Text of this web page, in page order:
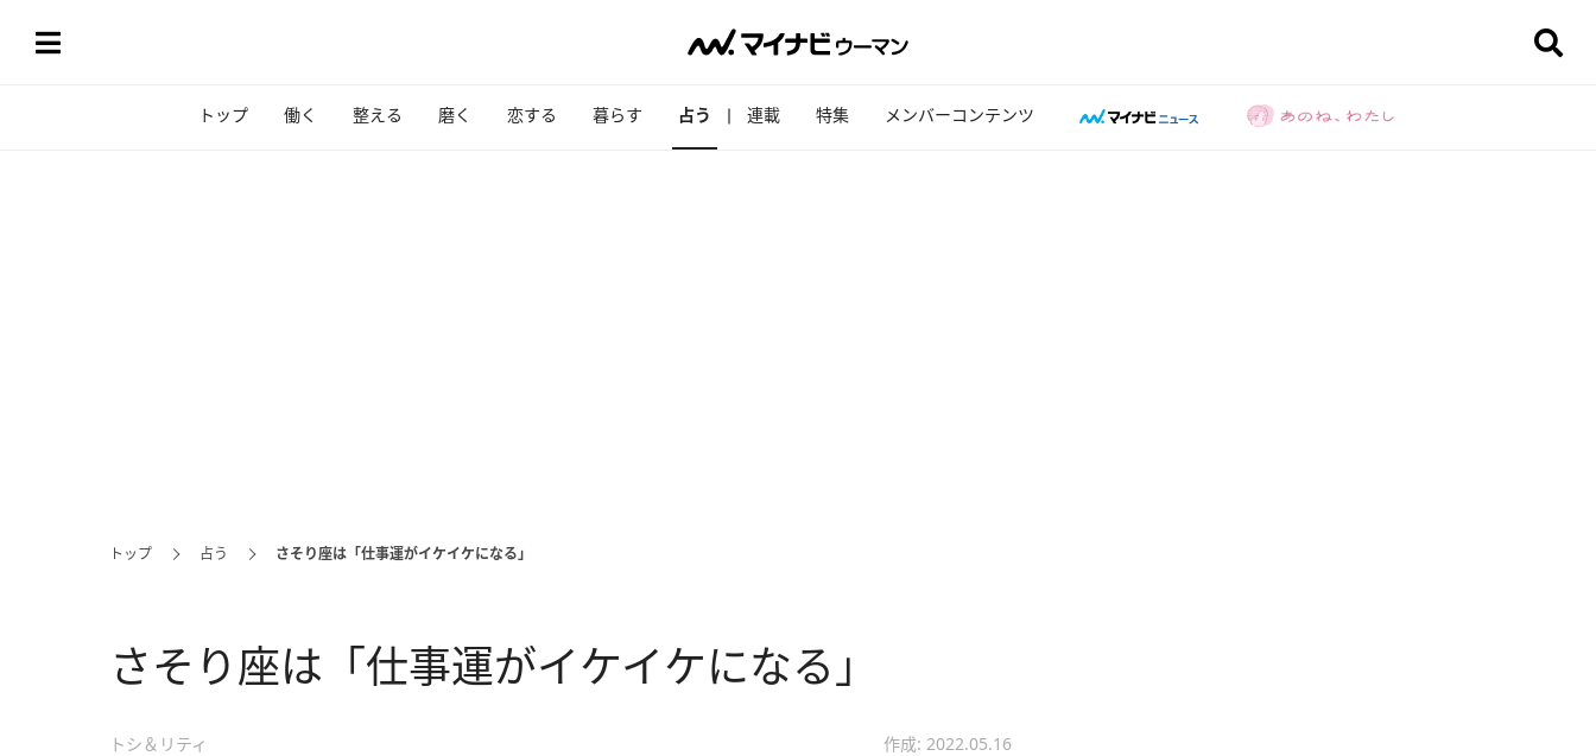
トップ 働く 整える 磨く 恋する 暮らす 占う 連載 特集 メンバーコンテンツ
トップ 占う さそり座は「仕事運がイケイケになる」
さそり座は「仕事運がイケイケになる」
トシ＆リティ 作成: 2022.05.16